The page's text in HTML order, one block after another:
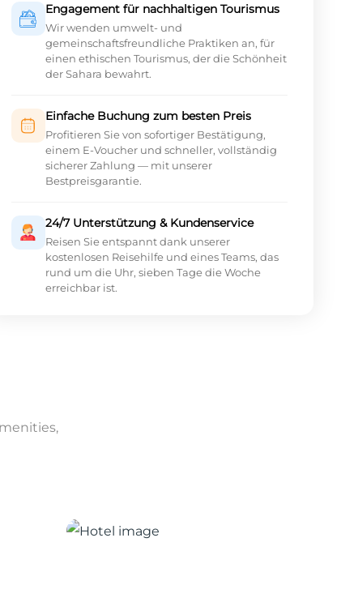
Engagement für nachhaltigen Tourismus
Wir wenden umwelt- und
gemeinschaftsfreundliche Praktiken an, für
einen ethischen Tourismus, der die Schönheit
der Sahara bewahrt.
Einfache Buchung zum besten Preis
Profitieren Sie von sofortiger Bestätigung,
einem E-Voucher und schneller, vollständig
sicherer Zahlung — mit unserer
Bestpreisgarantie.
24/7 Unterstützung & Kundenservice
Reisen Sie entspannt dank unserer
kostenlosen Reisehilfe und eines Teams, das
rund um die Uhr, sieben Tage die Woche
erreichbar ist.